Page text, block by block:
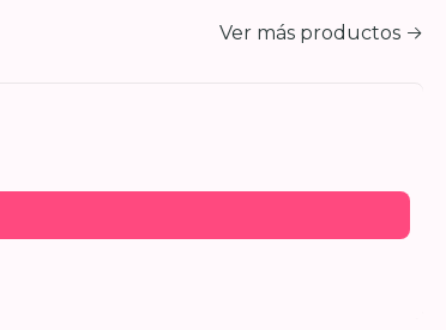
Ver más productos